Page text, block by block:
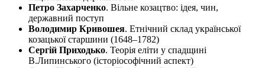
Петро Захарченко. Вільне козацтво: ідея, чин,
державний поступ
Володимир Кривошея. Етнічний склад української
козацької старшини (1648–1782)
Сергій Приходько. Теорія еліти у спадщині
В.Липинського (історіософічний аспект)